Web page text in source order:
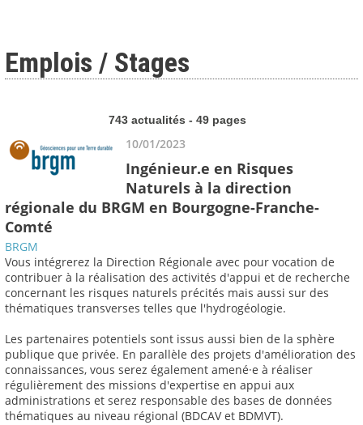
Emplois / Stages
743 actualités - 49 pages
10/01/2023
Ingénieur.e en Risques
Naturels à la direction
régionale du BRGM en Bourgogne-Franche-
Comté
BRGM
Vous intégrerez la Direction Régionale avec pour vocation de
contribuer à la réalisation des activités d'appui et de recherche
concernant les risques naturels précités mais aussi sur des
thématiques transverses telles que l'hydrogéologie.
Les partenaires potentiels sont issus aussi bien de la sphère
publique que privée. En parallèle des projets d'amélioration des
connaissances, vous serez également amené·e à réaliser
régulièrement des missions d'expertise en appui aux
administrations et serez responsable des bases de données
thématiques au niveau régional (BDCAV et BDMVT).